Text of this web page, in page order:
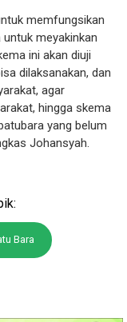
memfungsikan
meyakinkan
ini akan diuji
dilaksanakan, dan
agar
hingga skema
yang belum
Johansyah.
Bara